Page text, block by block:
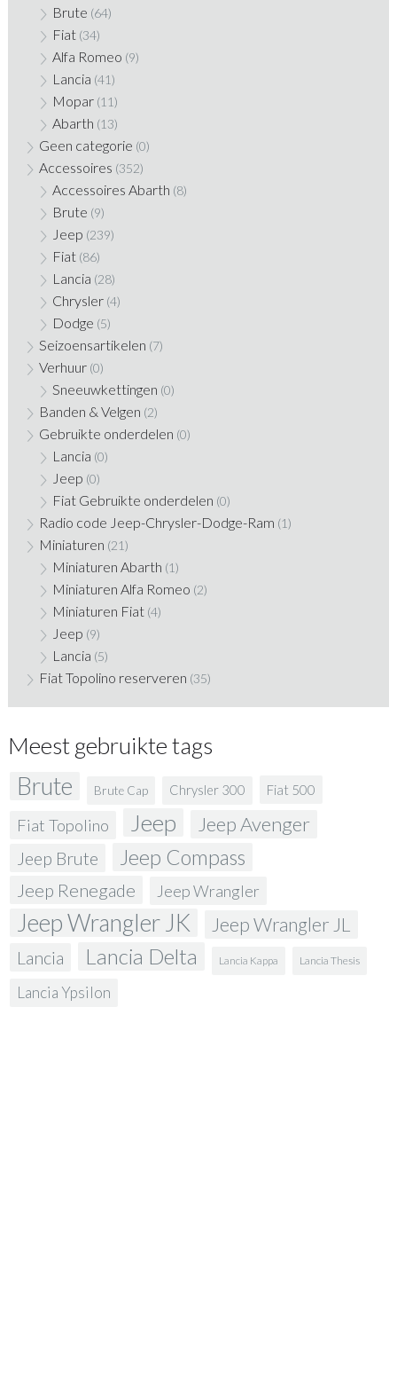
Brute (64)
Fiat (34)
Alfa Romeo (9)
Lancia (41)
Mopar (11)
Abarth (13)
Geen categorie (0)
Accessoires (352)
Accessoires Abarth (8)
Brute (9)
Jeep (239)
Fiat (86)
Lancia (28)
Chrysler (4)
Dodge (5)
Seizoensartikelen (7)
Verhuur (0)
Sneeuwkettingen (0)
Banden & Velgen (2)
Gebruikte onderdelen (0)
Lancia (0)
Jeep (0)
Fiat Gebruikte onderdelen (0)
Radio code Jeep-Chrysler-Dodge-Ram (1)
Miniaturen (21)
Miniaturen Abarth (1)
Miniaturen Alfa Romeo (2)
Miniaturen Fiat (4)
Jeep (9)
Lancia (5)
Fiat Topolino reserveren (35)
Meest gebruikte tags
Brute Brute Cap Chrysler 300 Fiat 500
Fiat Topolino Jeep Jeep Avenger
Jeep Brute Jeep Compass
Jeep Renegade Jeep Wrangler
Jeep Wrangler JK Jeep Wrangler JL
Lancia Lancia Delta Lancia Kappa Lancia Thesis
Lancia Ypsilon